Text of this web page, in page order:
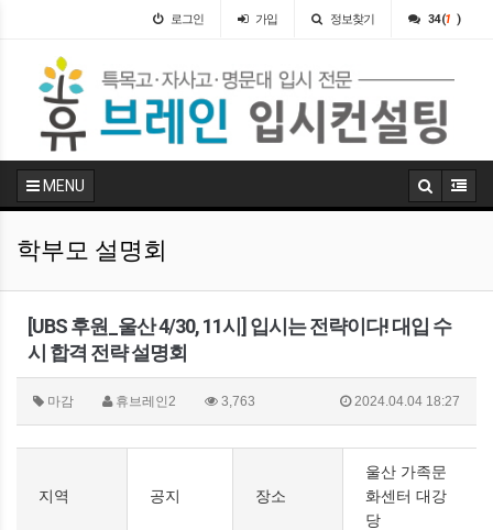
로그인 가입 정보찾기 34 (1 )
MENU
학부모 설명회
[UBS 후원_울산 4/30, 11시] 입시는 전략이다! 대입 수
시 합격 전략 설명회
마감 휴브레인2 3,763 2024.04.04 18:27
지역 공지 장소
울산 가족문
화센터 대강
당